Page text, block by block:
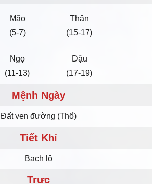
Mão
(5-7)
Thân
(15-17)
Ngọ
(11-13)
Dậu
(17-19)
Mệnh Ngày
Ðất ven đường (Thổ)
Tiết Khí
Bạch lộ
Trực